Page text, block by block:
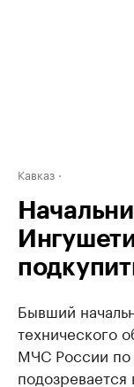
Кавказ
Бывший
технического
МЧС России по
подозревается